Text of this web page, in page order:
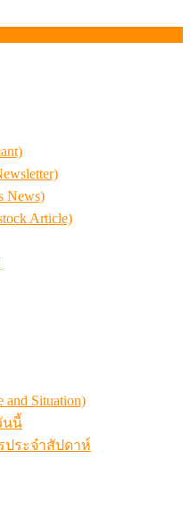
News)
Article)
Situation)
นนี้
ประจำสัปดาห์